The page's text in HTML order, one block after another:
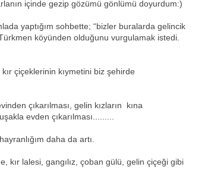
içinde gezip gözümü gönlümü doyurdum:)
yaptığım sohbette; “bizler buralarda gelincik
köyünden olduğunu vurgulamak istedi.
çiçeklerinin kıymetini biz şehirde
çıkarılması, gelin kızların kına
evden çıkarılması.........
daha da artı.
kır lalesi, gangılız, çoban gülü, gelin çiçeği gibi